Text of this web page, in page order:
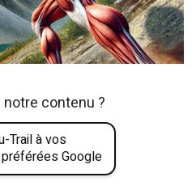
contenu ?
Trail à vos
Google